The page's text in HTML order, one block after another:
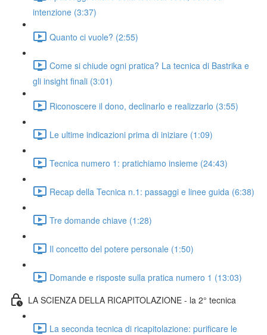
intenzione (3:37)
Quanto ci vuole? (2:55)
Come si chiude ogni pratica? La tecnica di Bastrika e
gli insight finali (3:01)
Riconoscere il dono, declinarlo e realizzarlo (3:55)
Le ultime indicazioni prima di iniziare (1:09)
Tecnica numero 1: pratichiamo insieme (24:43)
Recap della Tecnica n.1: passaggi e linee guida (6:38)
Tre domande chiave (1:28)
Il concetto del potere personale (1:50)
Domande e risposte sulla pratica numero 1 (13:03)
LA SCIENZA DELLA RICAPITOLAZIONE - la 2° tecnica
La seconda tecnica di ricapitolazione: purificare le